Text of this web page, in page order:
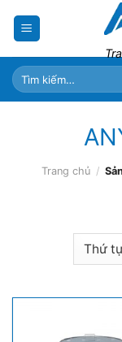
Tìm
kiếm:
Trang chủ /